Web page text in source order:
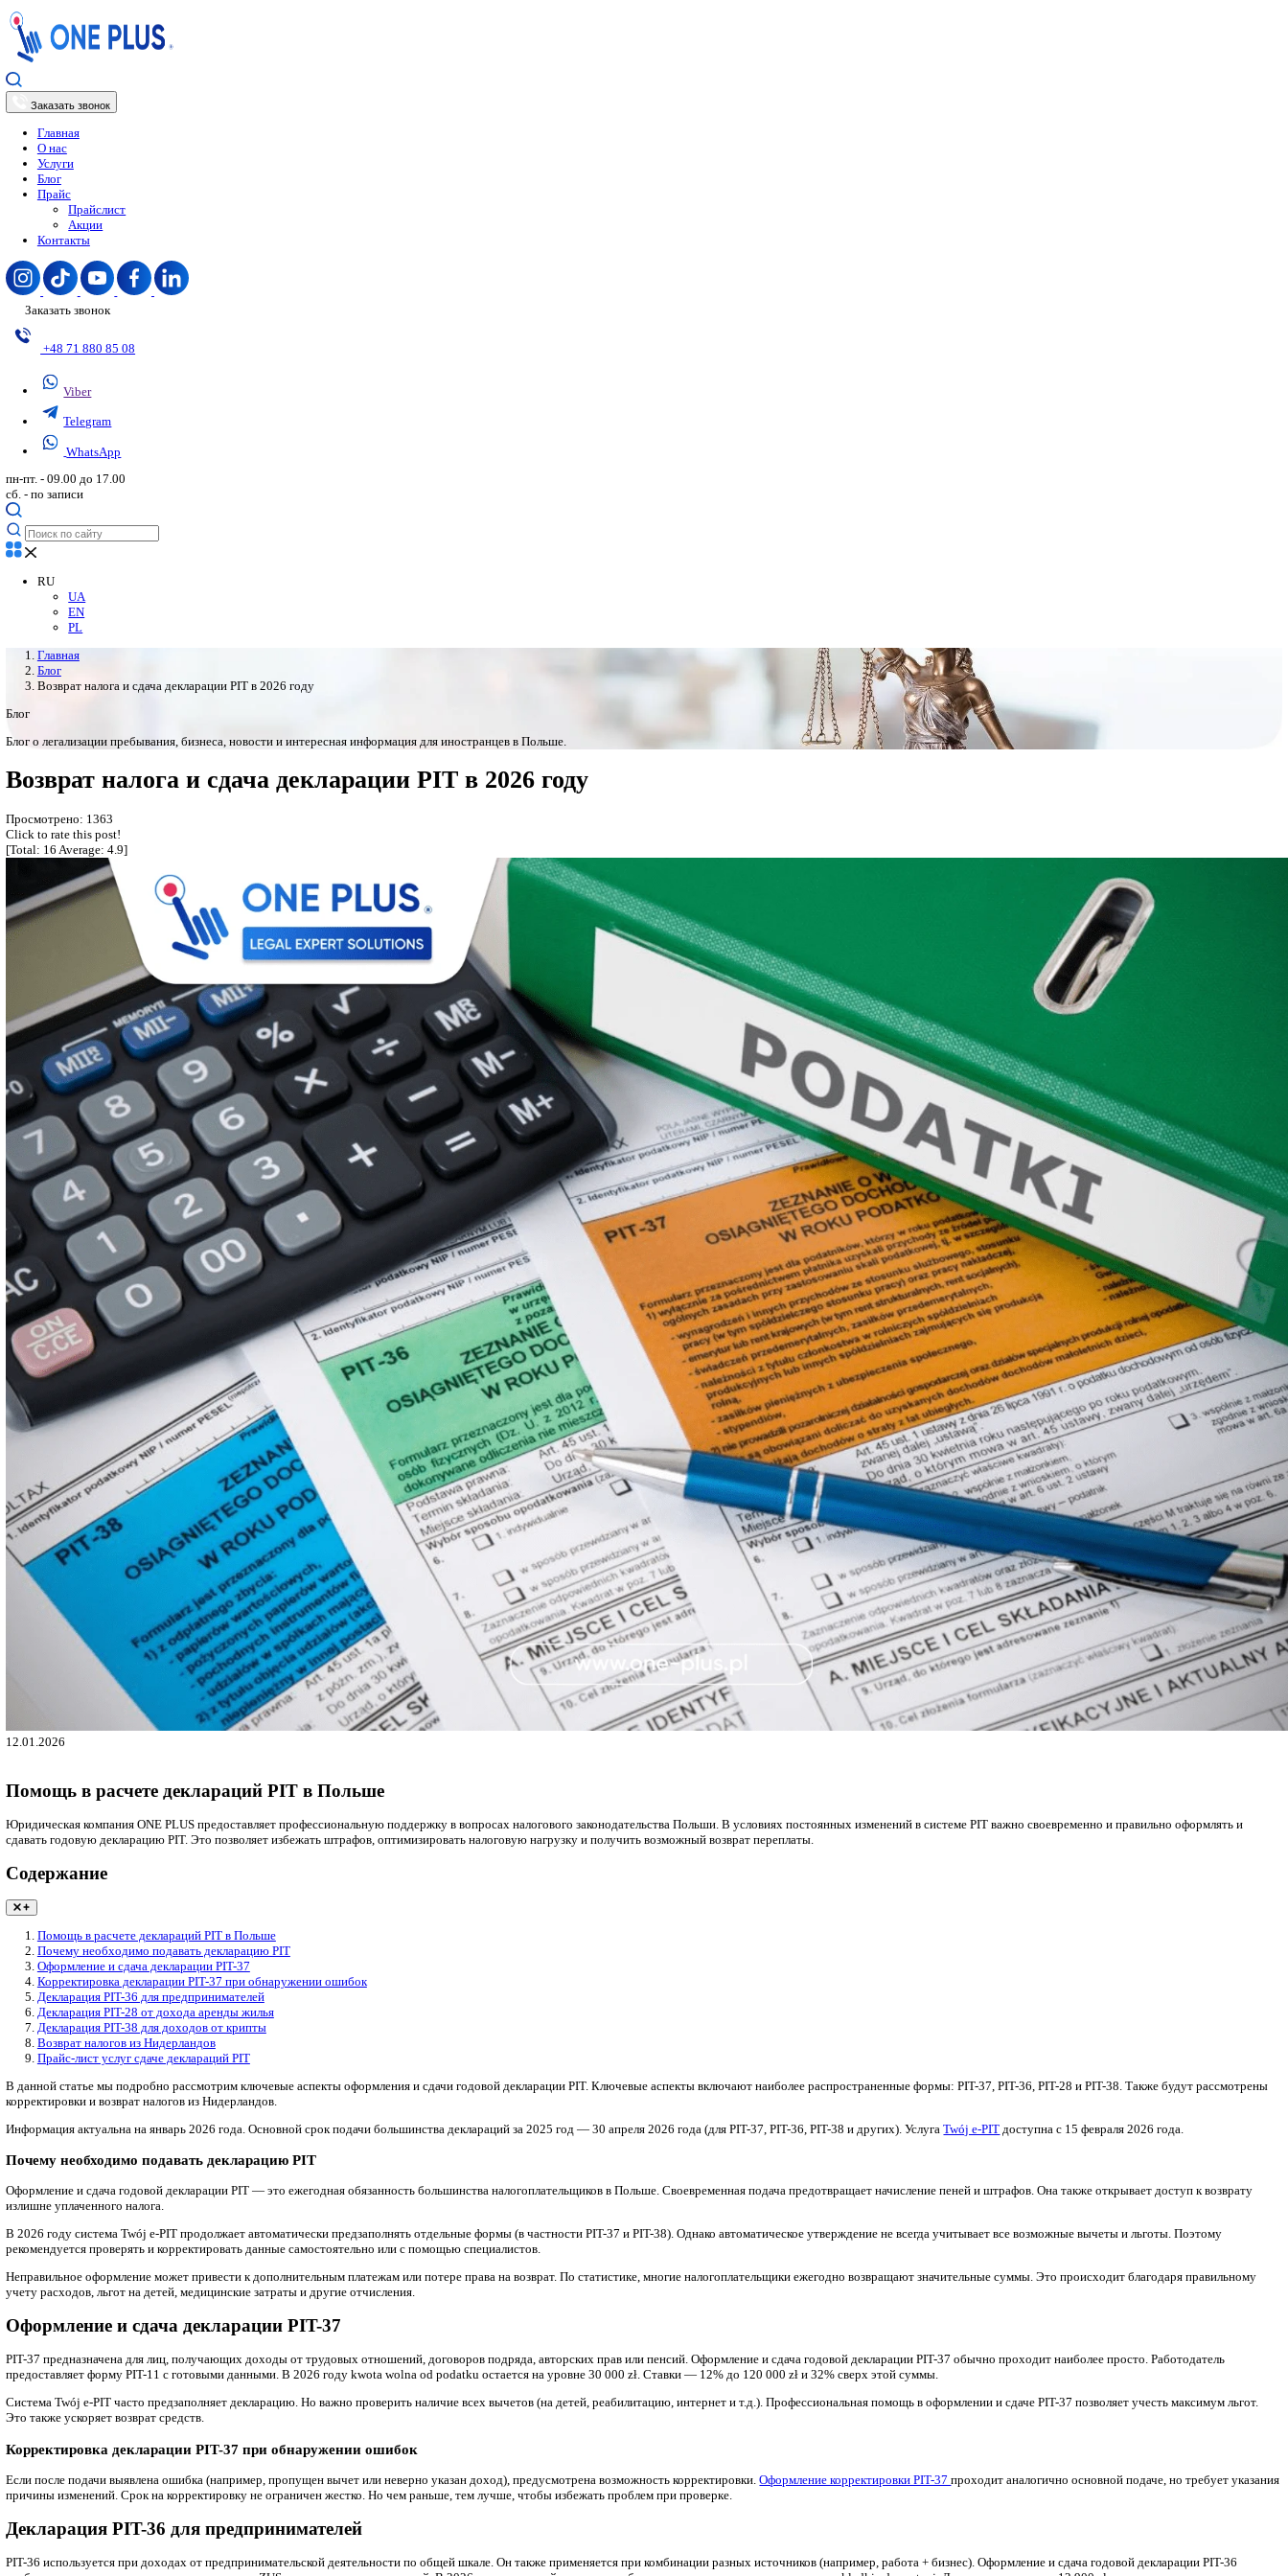
Заказать звонок
Главная
О нас
Услуги
Блог
Прайс
Прайслист
Акции
Контакты
Заказать звонок
+48 71 880 85 08
Viber
пн-пт. - 09.00 до 17.00
сб. - по записи
UA
EN
PL
Блог
Возврат налога и сдача декларации PIT в 2026 году
Блог о легализации пребывания, бизнеса, новости и интересная информация для иностранцев в Польше.
Возврат налога и сдача декларации PIT в 2026 году
Просмотрено: 1363
Click to rate this post!
[Total:
16Average:4.9]
Помощь в расчете деклараций PIT в Польше
Юридическая компания ONE PLUS предоставляет профессиональную поддержку в вопросах налогового законодательства Польши. В условиях постоянных изменений в системе PIT важно
сдавать годовую декларацию PIT. Это позволяет избежать штрафов, оптимизировать налоговую нагрузку и получить возможный возврат переплаты.
Содержание
Почему необходимо подавать декларацию PIT
Оформление и сдача декларации PIT-37
Корректировка декларации PIT-37 при обнаружении ошибок
Декларация PIT-28 от дохода аренды жилья
Декларация PIT-38 для доходов от крипты
Возврат налогов из Нидерландов
Прайс-лист услуг сдаче деклараций PIT